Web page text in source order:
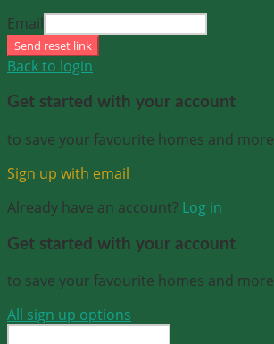
Email
Send reset link
Back to login
Get started with your account
to save your favourite homes and more
Sign up with email
Already have an account? Log in
Get started with your account
to save your favourite homes and more
All sign up options